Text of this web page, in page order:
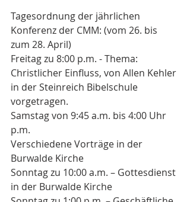
Tagesordnung der jährlichen
Konferenz der CMM: (vom 26. bis
zum 28. April)
Freitag zu 8:00 p.m. - Thema:
Christlicher Einfluss, von Allen Kehler
in der Steinreich Bibelschule
vorgetragen.
Samstag von 9:45 a.m. bis 4:00 Uhr
p.m.
Verschiedene Vorträge in der
Burwalde Kirche
Sonntag zu 10:00 a.m. – Gottesdienst
in der Burwalde Kirche